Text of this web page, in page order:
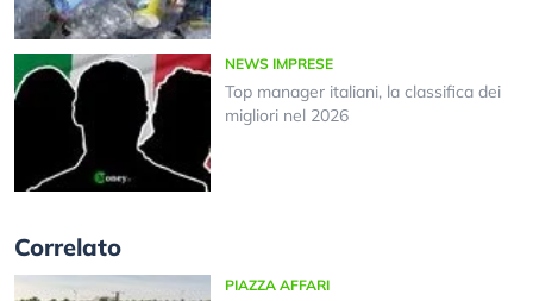
NEWS IMPRESE
Top manager italiani, la classifica dei
migliori nel 2026
Correlato
PIAZZA AFFARI